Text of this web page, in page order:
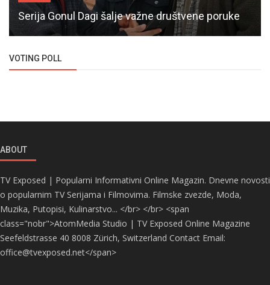
Serija Gonul Dagi šalje važne društvene poruke
VOTING POLL
ABOUT
TV Exposed | Popularni Informativni Online Magazin. Dnevne novosti
o popularnim TV Serijama i Filmovima. Filmske zvezde, Moda,
Muzika, Putopisi, Kulinarstvo... </br> </br> <span
class="nobr">AtomMedia Studio | TV Exposed Online Magazine
Seefeldstrasse 40 8008 Zürich, Switzerland Contact Email:
office@tvexposed.net</span>